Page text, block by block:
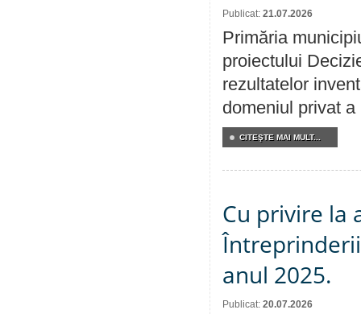
Publicat: 21.07.2026
Primăria
proiectului
rezultatelor
domeniul privat a
CITEŞTE MAI MULT...
Cu privire la
anul 2025.
Publicat: 20.07.2026